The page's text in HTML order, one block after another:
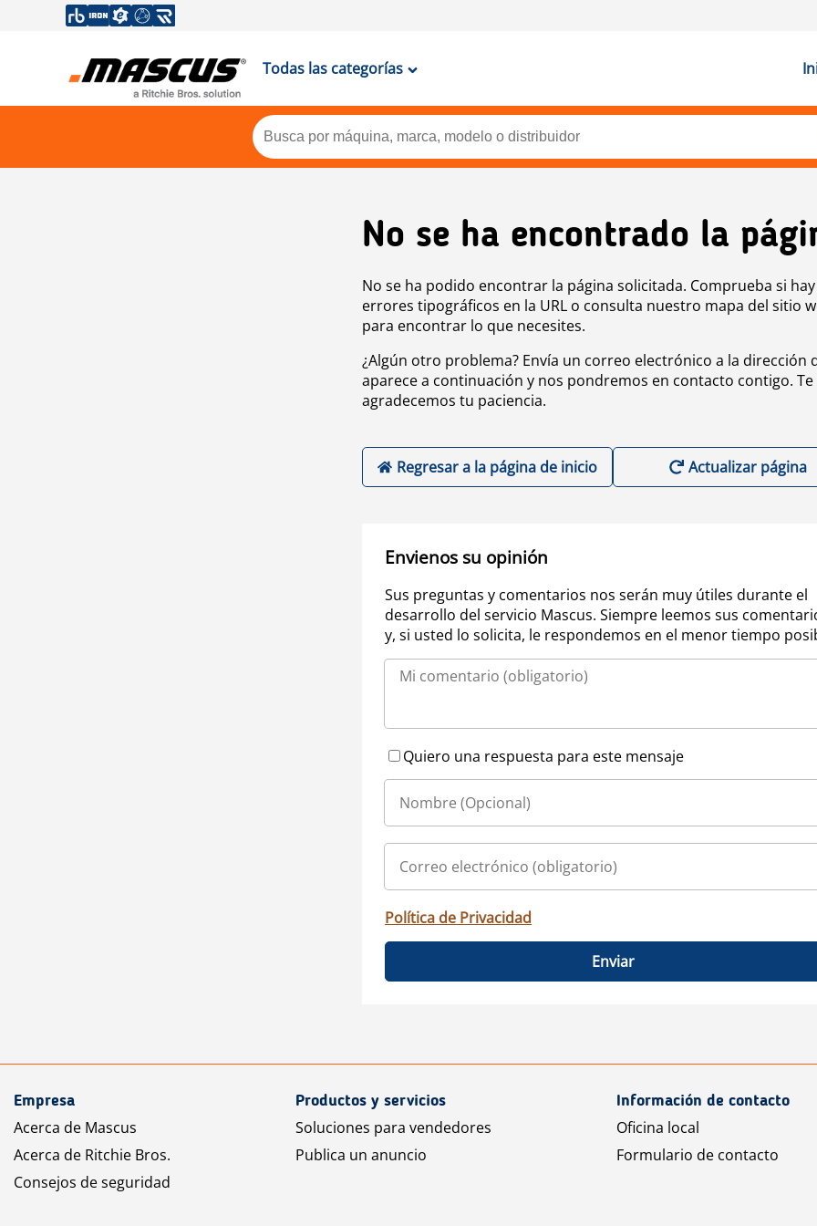
Todas las categorías
No se ha encontrado la
No se ha podido encontrar la página solicitada. Comprueba si hay
errores tipográficos en la URL o consulta nuestro mapa del sitio
para encontrar lo que necesites.
¿Algún otro problema? Envía un correo electrónico a la dirección
aparece a continuación y nos pondremos en contacto contigo. Te
agradecemos tu paciencia.
Regresar a la página de inicio Actualizar página
Envienos su opinión
Sus preguntas y comentarios nos serán muy útiles durante el
desarrollo del servicio Mascus. Siempre leemos sus
y, si usted lo solicita, le respondemos en el menor tiempo
Quiero una respuesta para este mensaje
Política de Privacidad
Enviar
Empresa
Acerca de Mascus
Acerca de Ritchie Bros.
Consejos de seguridad
Productos y servicios
Soluciones para vendedores
Publica un anuncio
Información de contacto
Oficina local
Formulario de contacto